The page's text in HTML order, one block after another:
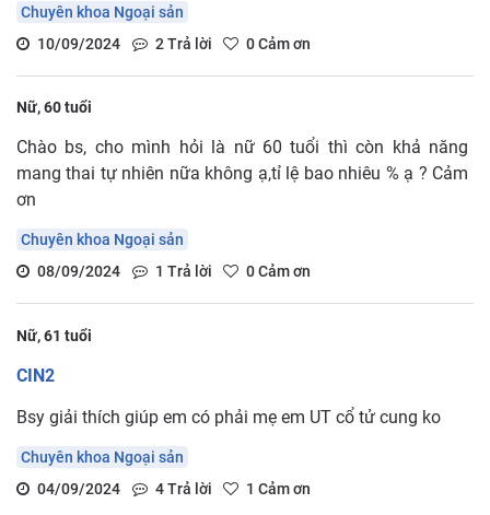
Chuyên khoa Ngoại sản
10/09/2024
2Trả lời 0Cảm ơn
Nữ, 60 tuổi
Chào bs, cho mình hỏi là nữ 60 tuổi thì còn khả năng
mang thai tự nhiên nữa không ạ,tỉ lệ bao nhiêu % ạ ? Cảm
ơn
Chuyên khoa Ngoại sản
08/09/2024
1 Trả lời 0Cảm ơn
Nữ, 61 tuổi
CIN2
Bsy giải thích giúp em có phải mẹ em UT cổ tử cung ko
Chuyên khoa Ngoại sản
04/09/2024
4Trả lời 1 Cảm ơn